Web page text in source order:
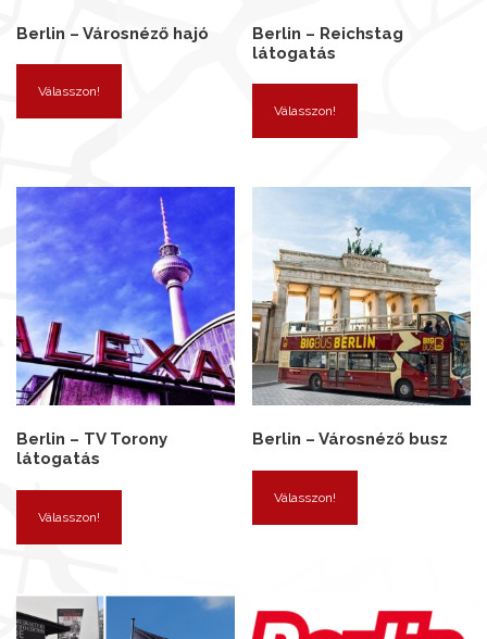
Berlin – Városnéző hajó
Válasszon!
Berlin – Reichstag
látogatás
Válasszon!
Berlin – TV Torony
látogatás
Válasszon!
Berlin – Városnéző busz
Válasszon!